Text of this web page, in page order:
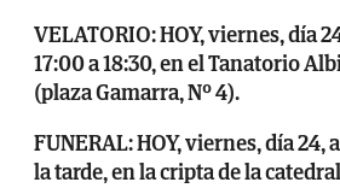
VELATORIO: HOY, viernes, día
17:00 a 18:30, en el Tanatorio
(plaza Gamarra, Nº 4).
FUNERAL: HOY, viernes, día 24,
la tarde, en la cripta de la